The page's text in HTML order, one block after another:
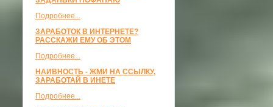
Подробнее...
ЗАРАБОТОК В ИНТЕРНЕТЕ?
РАССКАЖИ ЕМУ ОБ ЭТОМ
Подробнее...
НАИВНОСТЬ - ЖМИ НА ССЫЛКУ,
ЗАРАБОТАЙ В ИНЕТЕ
Подробнее...